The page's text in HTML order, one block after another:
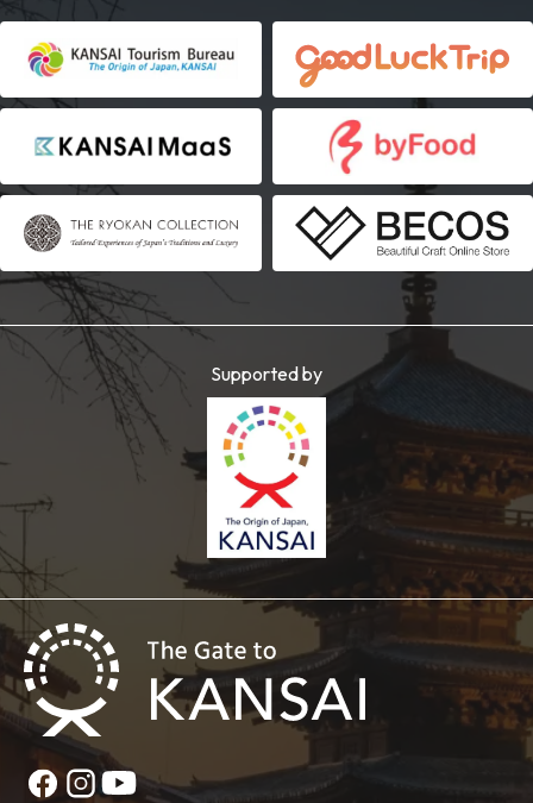
Supported by